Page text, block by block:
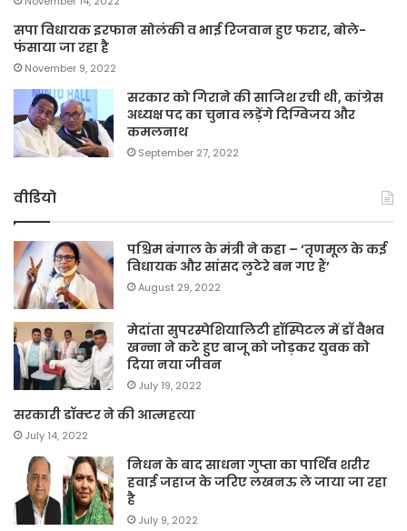
सपा विधायक इरफान सोलंकी व भाई रिजवान हुए फरार, बोले-
फंसाया जा रहा है
November 9, 2022
सरकार को गिराने की साजिश रची थी, कांग्रेस
अध्यक्ष पद का चुनाव लड़ेंगे दिग्विजय और
कमलनाथ
September 27, 2022
वीडियो
पश्चिम बंगाल के मंत्री ने कहा – ‘तृणमूल के कई
विधायक और सांसद लुटेरे बन गए हैं’
August 29, 2022
मेदांता सुपरस्पेशियालिटी हॉस्पिटल में डॉ वैभव
खन्ना ने कटे हुए बाजू को जोड़कर युवक को
दिया नया जीवन
July 19, 2022
सरकारी डॉक्टर ने की आत्महत्या
July 14, 2022
निधन के बाद साधना गुप्ता का पार्थिव शरीर
हवाई जहाज के जरिए लखनऊ ले जाया जा रहा
है
July 9, 2022